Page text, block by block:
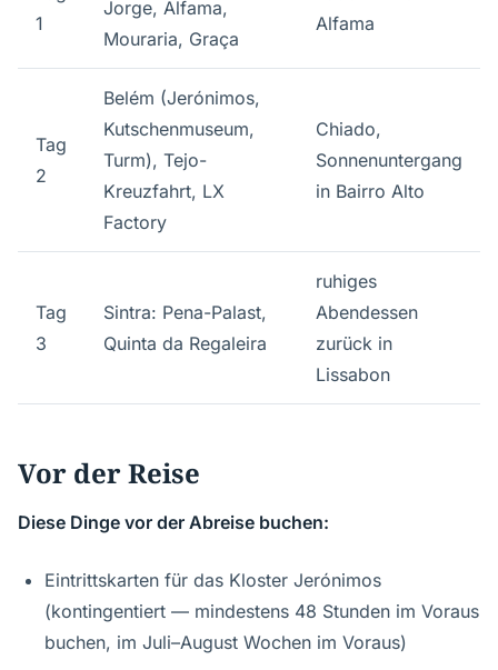
1
Jorge, Alfama,
Mouraria, Graça
Alfama
Tag
2
Belém (Jerónimos,
Kutschenmuseum,
Turm), Tejo-
Kreuzfahrt, LX
Factory
Chiado,
Sonnenuntergang
in Bairro Alto
Tag
3
Sintra: Pena-Palast,
Quinta da Regaleira
ruhiges
Abendessen
zurück in
Lissabon
Vor der Reise
Diese Dinge vor der Abreise buchen:
Eintrittskarten für das Kloster Jerónimos
(kontingentiert — mindestens 48 Stunden im Voraus
buchen, im Juli–August Wochen im Voraus)